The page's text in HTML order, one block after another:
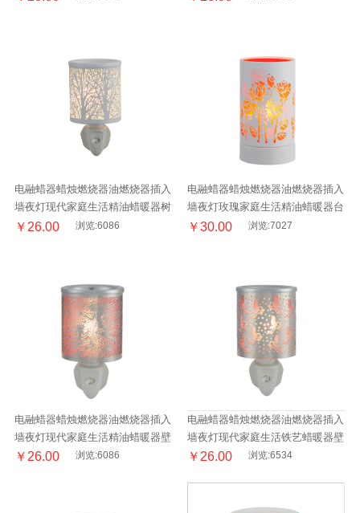
电融蜡器蜡烛燃烧器油燃烧器插入
墙夜灯现代家庭生活精油蜡暖器树
林壁灯
￥26.00 浏览:6086
电融蜡器蜡烛燃烧器油燃烧器插入
墙夜灯玫瑰家庭生活精油蜡暖器台
灯
￥30.00 浏览:7027
电融蜡器蜡烛燃烧器油燃烧器插入
墙夜灯现代家庭生活精油蜡暖器壁
灯
￥26.00 浏览:6086
电融蜡器蜡烛燃烧器油燃烧器插入
墙夜灯现代家庭生活铁艺蜡暖器壁
灯
￥26.00 浏览:6534